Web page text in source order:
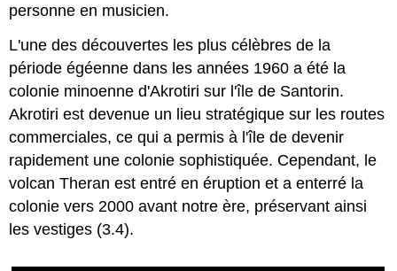
personne en musicien.
L'une des découvertes les plus célèbres de la
période égéenne dans les années 1960 a été la
colonie minoenne d'Akrotiri sur l'île de Santorin.
Akrotiri est devenue un lieu stratégique sur les routes
commerciales, ce qui a permis à l'île de devenir
rapidement une colonie sophistiquée. Cependant, le
volcan Theran est entré en éruption et a enterré la
colonie vers 2000 avant notre ère, préservant ainsi
les vestiges (3.4).